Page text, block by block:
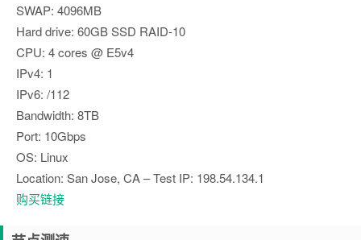
SWAP: 4096MB
Hard drive: 60GB SSD RAID-10
CPU: 4 cores @ E5v4
IPv4: 1
IPv6: /112
Bandwidth: 8TB
Port: 10Gbps
OS: Linux
Location: San Jose, CA – Test IP: 198.54.134.1
购买链接